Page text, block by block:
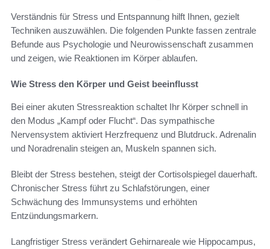
Verständnis für Stress und Entspannung hilft Ihnen, gezielt
Techniken auszuwählen. Die folgenden Punkte fassen zentrale
Befunde aus Psychologie und Neurowissenschaft zusammen
und zeigen, wie Reaktionen im Körper ablaufen.
Wie Stress den Körper und Geist beeinflusst
Bei einer akuten Stressreaktion schaltet Ihr Körper schnell in
den Modus „Kampf oder Flucht“. Das sympathische
Nervensystem aktiviert Herzfrequenz und Blutdruck. Adrenalin
und Noradrenalin steigen an, Muskeln spannen sich.
Bleibt der Stress bestehen, steigt der Cortisolspiegel dauerhaft.
Chronischer Stress führt zu Schlafstörungen, einer
Schwächung des Immunsystems und erhöhten
Entzündungsmarkern.
Langfristiger Stress verändert Gehirnareale wie Hippocampus,